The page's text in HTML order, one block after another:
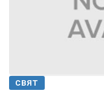
СВЯТ